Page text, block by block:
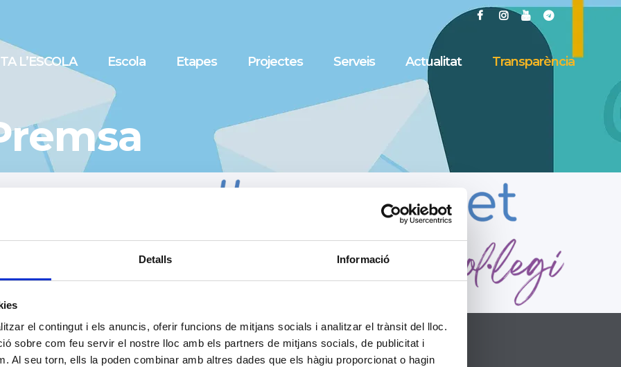
Detalls Informació
el contingut i els anuncis, oferir funcions de mitjans socials i analitzar el trànsit del lloc.
sobre com feu servir el nostre lloc amb els partners de mitjans socials, de publicitat i
Al seu torn, ells la poden combinar amb altres dades que els hàgiu proporcionat o hagin
L’ESCOLA Escola Etapes Projectes Serveis Actualitat Transparència